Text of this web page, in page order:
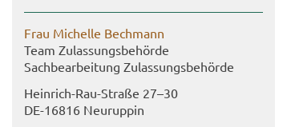
Frau Mi­chel­le Bech­mann
Team Zu­las­sungs­be­hör­de
Sach­be­ar­bei­tung Zu­las­sungs­be­hör­de
Heinrich-​Rau-Straße 27–30
DE-​16816 Neu­rup­pin